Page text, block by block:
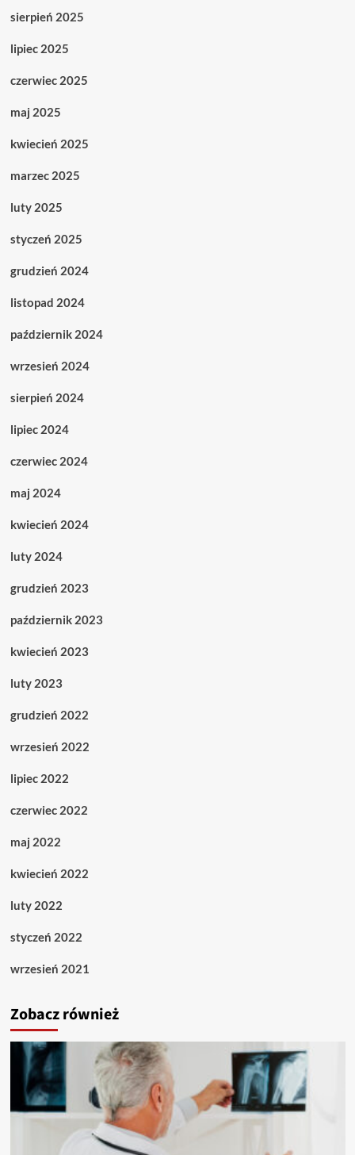
sierpień 2025
lipiec 2025
czerwiec 2025
maj 2025
kwiecień 2025
marzec 2025
luty 2025
styczeń 2025
grudzień 2024
listopad 2024
październik 2024
wrzesień 2024
sierpień 2024
lipiec 2024
czerwiec 2024
maj 2024
kwiecień 2024
luty 2024
grudzień 2023
październik 2023
kwiecień 2023
luty 2023
grudzień 2022
wrzesień 2022
lipiec 2022
czerwiec 2022
maj 2022
kwiecień 2022
luty 2022
styczeń 2022
wrzesień 2021
Zobacz również